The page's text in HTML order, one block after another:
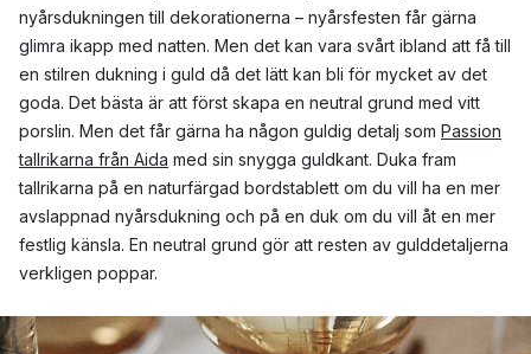
nyårsdukningen till dekorationerna – nyårsfesten får gärna
glimra ikapp med natten. Men det kan vara svårt ibland att få till
en stilren dukning i guld då det lätt kan bli för mycket av det
goda. Det bästa är att först skapa en neutral grund med vitt
porslin. Men det får gärna ha någon guldig detalj som Passion
tallrikarna från Aida med sin snygga guldkant. Duka fram
tallrikarna på en naturfärgad bordstablett om du vill ha en mer
avslappnad nyårsdukning och på en duk om du vill åt en mer
festlig känsla. En neutral grund gör att resten av gulddetaljerna
verkligen poppar.